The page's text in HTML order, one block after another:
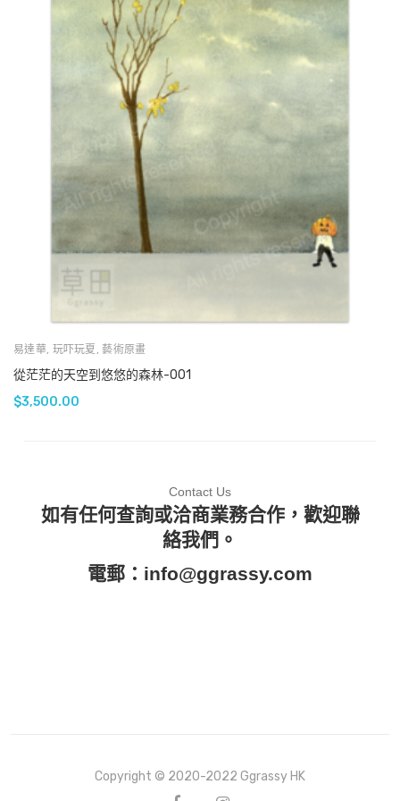
易達華, 玩吓玩夏 藝術原畫
從茫茫的天空到悠悠的森林-001
$3,500.00
Contact Us
如有任何查詢或洽商業務合作，歡迎聯
絡我們。
電郵： info@ggrassy.com
Copyright © 2020-2022 Ggrassy HK